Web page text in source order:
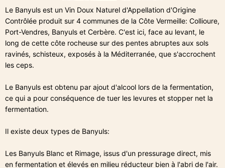
Le Banyuls est un Vin Doux Naturel d'Appellation d'Origine
Contrôlée produit sur 4 communes de la Côte Vermeille: Collioure,
Port-Vendres, Banyuls et Cerbère. C'est ici, face au levant, le
long de cette côte rocheuse sur des pentes abruptes aux sols
ravinés, schisteux, exposés à la Méditerranée, que s'accrochent
les ceps.
Le Banyuls est obtenu par ajout d'alcool lors de la fermentation,
ce qui a pour conséquence de tuer les levures et stopper net la
fermentation.
Il existe deux types de Banyuls:
Les Banyuls Blanc et Rimage, issus d'un pressurage direct, mis
en fermentation et élevés en milieu réducteur bien à l'abri de l'air.